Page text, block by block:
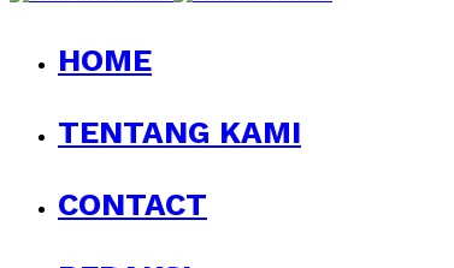
HOME
TENTANG KAMI
CONTACT